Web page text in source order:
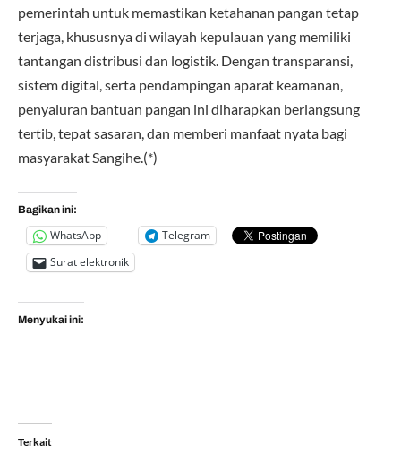
pemerintah untuk memastikan ketahanan pangan tetap
terjaga, khususnya di wilayah kepulauan yang memiliki
tantangan distribusi dan logistik. Dengan transparansi,
sistem digital, serta pendampingan aparat keamanan,
penyaluran bantuan pangan ini diharapkan berlangsung
tertib, tepat sasaran, dan memberi manfaat nyata bagi
masyarakat Sangihe.(*)
Bagikan ini:
WhatsApp
Telegram
Surat elektronik
Menyukai ini:
Terkait